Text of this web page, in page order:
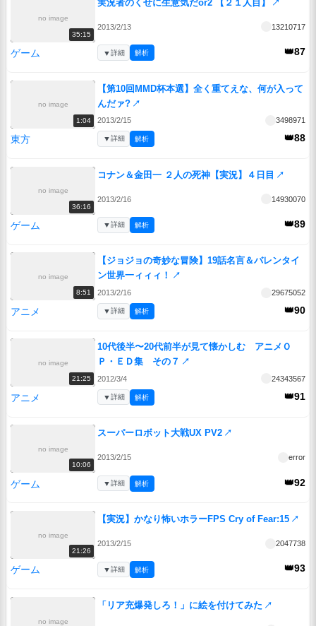
no image
35:15
実況者のくせに生意気だor2 【２１人目】 ↗
2013/2/13 13210717
ゲーム 👑87
▼詳細 解析
no image
1:04
【第10回MMD杯本選】全く重てえな、何が入って
んだァ? ↗
2013/2/15 3498971
東方 👑88
▼詳細 解析
no image
36:16
コナン＆金田一 ２人の死神【実況】４日目 ↗
2013/2/16 14930070
ゲーム 👑89
▼詳細 解析
no image
8:51
【ジョジョの奇妙な冒険】19話名言＆バレンタイ
ン世界一ィィィ！
↗
2013/2/16 29675052
アニメ 👑90
▼詳細 解析
no image
21:25
10代後半〜20代前半が見て懐かしむ アニメＯ
Ｐ・ＥＤ集 その７ ↗
2012/3/4 24343567
アニメ 👑91
▼詳細 解析
no image
10:06
スーパーロボット大戦UX PV2 ↗
2013/2/15 error
ゲーム 👑92
▼詳細 解析
no image
21:26
【実況】かなり怖いホラーFPS Cry of Fear:15 ↗
2013/2/15 2047738
ゲーム 👑93
▼詳細 解析
no image
「リア充爆発しろ！」に絵を付けてみた ↗